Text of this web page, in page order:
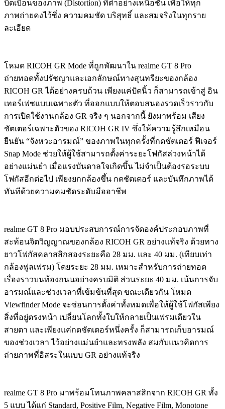
บิดเบือนของภาพ (Distortion) ที่ต่ำอย่างเหนือชั้น เพื่อให้ทุก
ภาพถ่ายคงไว้ซึ่ง ความคมชัด บริสุทธิ์ และสมจริงในทุกราย
ละเอียด
โหมด RICOH GR Mode ที่ถูกพัฒนาใน realme GT 8 Pro
ถ่ายทอดทั้งปรัชญาและเอกลักษณ์ทางสุนทรียะของกล้อง
RICOH GR ได้อย่างครบถ้วน เพียงแค่ปัดนิ้ว ก็สามารถเข้าสู่ อิน
เทอร์เฟซแบบเฉพาะตัว ที่ออกแบบให้ตอบสนองรวดเร็วราวกับ
การเปิดใช้งานกล้อง GR จริง ๆ นอกจากนี้ ยังมาพร้อม เสียง
ชัตเตอร์เฉพาะตัวของ RICOH GR IV ซึ่งให้ความรู้สึกเหมือน
ยืนยัน “จังหวะอารมณ์” ของภาพในทุกครั้งที่กดชัตเตอร์ ฟีเจอร์
Snap Mode ช่วยให้ผู้ใช้สามารถตั้งค่าระยะโฟกัสล่วงหน้าได้
อย่างแม่นยำ เมื่อแรงบันดาลใจเกิดขึ้น ไม่จำเป็นต้องรอระบบ
โฟกัสอีกต่อไป เพียงยกกล้องขึ้น กดชัตเตอร์ และบันทึกภาพได้
ทันทีด้วยความคมชัดระดับมืออาชีพ
realme GT 8 Pro มอบประสบการณ์การจัดองค์ประกอบภาพที่
สะท้อนจิตวิญญาณของกล้อง RICOH GR อย่างแท้จริง ด้วยทาง
ยาวโฟกัสคลาสสิกสองระยะคือ 28 มม. และ 40 มม. (เทียบเท่า
กล้องฟูลเฟรม) โดยระยะ 28 มม. เหมาะสำหรับการถ่ายทอด
เรื่องราวบนท้องถนนอย่างครบมิติ ส่วนระยะ 40 มม. เน้นการจับ
อารมณ์และช่วงเวลาที่เข้มข้นที่สุด ขณะเดียวกัน โหมด
Viewfinder Mode จะซ่อนการตั้งค่าทั้งหมดเพื่อให้ผู้ใช้โฟกัสเพียง
สิ่งที่อยู่ตรงหน้า เปลี่ยนโลกทั้งใบให้กลายเป็นเฟรมเดียวใน
สายตา และเพียงแค่กดชัตเตอร์หนึ่งครั้ง ก็สามารถเก็บอารมณ์
ของช่วงเวลา ไว้อย่างแม่นยำและทรงพลัง สมกับแนวคิดการ
ถ่ายภาพที่อิสระในแบบ GR อย่างแท้จริง
realme GT 8 Pro มาพร้อมโทนภาพคลาสสิกจาก RICOH GR ทั้ง
5 แบบ ได้แก่ Standard, Positive Film, Negative Film, Monotone